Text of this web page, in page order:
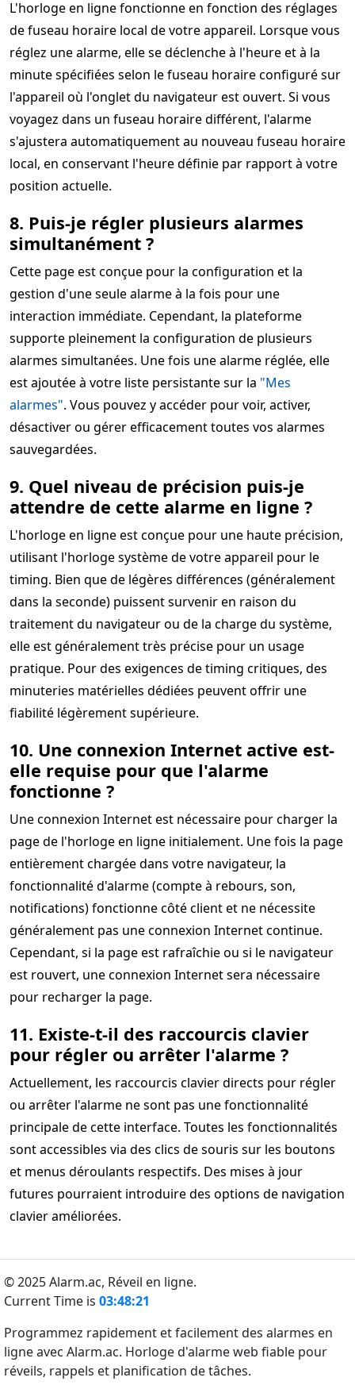
L'horloge en ligne fonctionne en fonction des réglages
de fuseau horaire local de votre appareil. Lorsque vous
réglez une alarme, elle se déclenche à l'heure et à la
minute spécifiées selon le fuseau horaire configuré sur
l'appareil où l'onglet du navigateur est ouvert. Si vous
voyagez dans un fuseau horaire différent, l'alarme
s'ajustera automatiquement au nouveau fuseau horaire
local, en conservant l'heure définie par rapport à votre
position actuelle.
8. Puis-je régler plusieurs alarmes
simultanément ?
Cette page est conçue pour la configuration et la
gestion d'une seule alarme à la fois pour une
interaction immédiate. Cependant, la plateforme
supporte pleinement la configuration de plusieurs
alarmes simultanées. Une fois une alarme réglée, elle
est ajoutée à votre liste persistante sur la "Mes
alarmes". Vous pouvez y accéder pour voir, activer,
désactiver ou gérer efficacement toutes vos alarmes
sauvegardées.
9. Quel niveau de précision puis-je
attendre de cette alarme en ligne ?
L'horloge en ligne est conçue pour une haute précision,
utilisant l'horloge système de votre appareil pour le
timing. Bien que de légères différences (généralement
dans la seconde) puissent survenir en raison du
traitement du navigateur ou de la charge du système,
elle est généralement très précise pour un usage
pratique. Pour des exigences de timing critiques, des
minuteries matérielles dédiées peuvent offrir une
fiabilité légèrement supérieure.
10. Une connexion Internet active est-
elle requise pour que l'alarme
fonctionne ?
Une connexion Internet est nécessaire pour charger la
page de l'horloge en ligne initialement. Une fois la page
entièrement chargée dans votre navigateur, la
fonctionnalité d'alarme (compte à rebours, son,
notifications) fonctionne côté client et ne nécessite
généralement pas une connexion Internet continue.
Cependant, si la page est rafraîchie ou si le navigateur
est rouvert, une connexion Internet sera nécessaire
pour recharger la page.
11. Existe-t-il des raccourcis clavier
pour régler ou arrêter l'alarme ?
Actuellement, les raccourcis clavier directs pour régler
ou arrêter l'alarme ne sont pas une fonctionnalité
principale de cette interface. Toutes les fonctionnalités
sont accessibles via des clics de souris sur les boutons
et menus déroulants respectifs. Des mises à jour
futures pourraient introduire des options de navigation
clavier améliorées.
© 2025 Alarm.ac, Réveil en ligne.
Current Time is 03:48:21
Programmez rapidement et facilement des alarmes en
ligne avec Alarm.ac. Horloge d'alarme web fiable pour
réveils, rappels et planification de tâches.